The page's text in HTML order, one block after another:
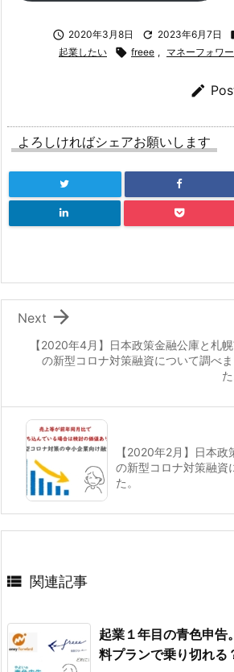
 2020年3月8日  2023年6月7日
起業したい
 freee , マネーフォワ

よろしければシェアお願いします
【2020年4月】日本政策金融公庫と札
の新型コロナ対策融資について調べま
た

Next
【2020年2月】日本
の新型コロナ対策融資
た。
 関連記事
起業１年目の青色申告
料プランで乗り切れる